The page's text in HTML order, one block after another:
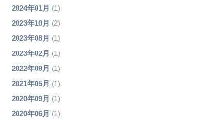
2024年01月 (1)
2023年10月 (2)
2023年08月 (1)
2023年02月 (1)
2022年09月 (1)
2021年05月 (1)
2020年09月 (1)
2020年06月 (1)